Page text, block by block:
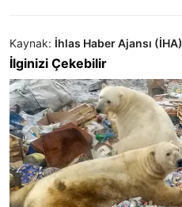
Kaynak: İhlas Haber Ajansı (İHA)